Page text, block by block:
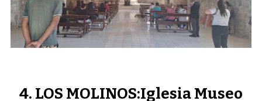
LOS MOLINOS:Iglesia Museo